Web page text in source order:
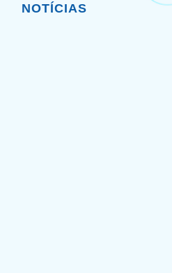
NOTÍCIAS